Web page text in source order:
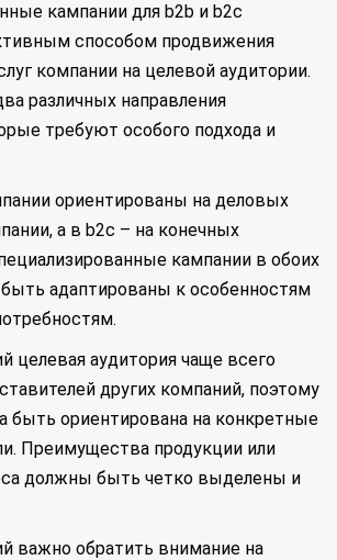
кампании для b2b и b2c
способом продвижения
компании на целевой аудитории.
различных направления
требуют особого подхода и
ориентированы на деловых
а в b2c – на конечных
кампании в обоих
адаптированы к особенностям
целевая аудитория чаще всего
других компаний, поэтому
быть ориентирована на конкретные
Преимущества продукции или
должны быть четко выделены и
важно обратить внимание на